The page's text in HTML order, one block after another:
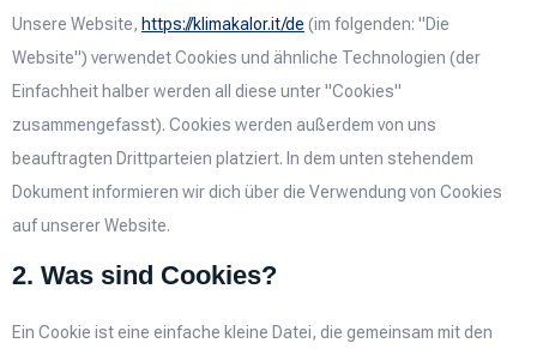
Unsere Website, https://klimakalor.it/de (im folgenden: "Die
Website") verwendet Cookies und ähnliche Technologien (der
Einfachheit halber werden all diese unter "Cookies"
zusammengefasst). Cookies werden außerdem von uns
beauftragten Drittparteien platziert. In dem unten stehendem
Dokument informieren wir dich über die Verwendung von Cookies
auf unserer Website.
2. Was sind Cookies?
Ein Cookie ist eine einfache kleine Datei, die gemeinsam mit den